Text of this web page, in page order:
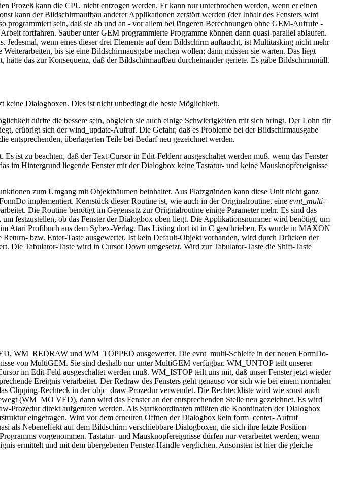
Prozeß kann die CPU nicht entzogen werden. Er kann nur unterbrochen werden, wenn er einen
kann der Bildschirmaufbau anderer Applikationen zerstört werden (der Inhalt des Fensters wird
programmiert sein, daß sie ab und an - vor allem bei längeren Berechnungen ohne GEM-Aufrufe -
fortfahren. Sauber unter GEM programmierte Programme können dann quasi-parallel ablaufen.
wenn eines dieser drei Elemente auf dem Bildschirm auftaucht, ist Multitasking nicht mehr
bis sie eine Bildschirmausgabe machen wollen; dann müssen sie warten. Das liegt
das zur Konsequenz, daß der Bildschirmaufbau durcheinander geriete. Es gäbe Bildschirmmüll.
Dialogboxen. Dies ist nicht unbedingt die beste Möglichkeit.
dürfte die bessere sein, obgleich sie auch einige Schwierigkeiten mit sich bringt. Der Lohn für
erübrigt sich der wind_update-Aufruf. Die Gefahr, daß es Probleme bei der Bildschirmausgabe
entsprechenden, überlagerten Teile bei Bedarf neu gezeichnet werden.
ist zu beachten, daß der Text-Cursor in Edit-Feldern ausgeschaltet werden muß. wenn das Fenster
im Hintergrund liegende Fenster mit der Dialogbox keine Tastatur- und keine Mausknopfereignisse
zum Umgang mit Objektbäumen beinhaltet. Aus Platzgründen kann diese Unit nicht ganz
implementiert. Kernstück dieser Routine ist, wie auch in der Originalroutine, eine evnt_multi-
Die Routine benötigt im Gegensatz zur Originalroutine einige Parameter mehr. Es sind das
festzustellen, ob das Fenster der Dialogbox oben liegt. Die Applikationsnummer wird benötigt, um
Atari Profibuch aus dem Sybex-Verlag. Das Listing dort ist in C geschrieben. Es wurde in MAXON
bzw. Enter-Taste ausgewertet. Ist kein Default-Objekt vorhanden, wird durch Drücken der
Die Tabulator-Taste wird in Cursor Down umgesetzt. Wird zur Tabulator-Taste die Shift-Taste
WM_REDRAW und WM_TOPPED ausgewertet. Die evnt_multi-Schleife in der neuen FormDo-
von MultiGEM. Sie sind deshalb nur unter MultiGEM verfügbar. WM_UNTOP teilt unserer
im Edit-Feld ausgeschaltet werden muß. WM_ISTOP teilt uns mit, daß unser Fenster jetzt wieder
Ereignis verarbeitet. Der Redraw des Fensters geht genauso vor sich wie bei einem normalen
Clipping-Rechteck in der objc_draw-Prozedur verwendet. Die Rechteckliste wird wie sonst auch
(WM_MO VED), dann wird das Fenster an der entsprechenden Stelle neu gezeichnet. Es wird
Prozedur direkt aufgerufen werden. Als Startkoordinaten müßten die Koordinaten der Dialogbox
eingetragen. Wird vor dem erneuten Öffnen der Dialogbox kein form_center- Aufruf
als Nebeneffekt auf dem Bildschirm verschiebbare Dialogboxen, die sich ihre letzte Position
vorgenommen. Tastatur- und Mausknopfereignisse dürfen nur verarbeitet werden, wenn
ermittelt und mit dem übergebenen Fenster-Handle verglichen. Ansonsten ist hier die gleiche